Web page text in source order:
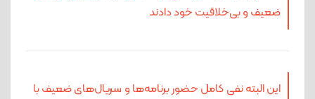
ضعیف و بی‌خلاقیت خود دادند
این البته نفی کامل حضور برنامه‌ها و سریال‌های ضعیف با